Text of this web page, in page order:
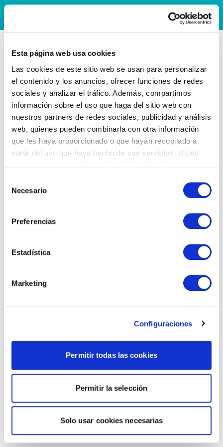
Esta página web usa cookies
Las cookies de este sitio web se usan para personalizar
el contenido y los anuncios, ofrecer funciones de redes
sociales y analizar el tráfico. Además, compartimos
información sobre el uso que haga del sitio web con
nuestros partners de redes sociales, publicidad y análisis
web, quienes pueden combinarla con otra información
que les haya proporcionado o que hayan recopilado a
partir del uso que haya hecho de sus servicios. Usted
Necesario
Preferencias
Estadística
Marketing
Configuraciones
Permitir todas las cookies
Permitir la selección
Solo usar cookies necesarias